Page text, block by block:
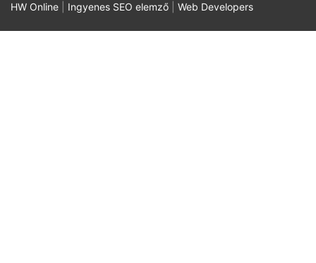
HW Online Ingyenes SEO elemző Web Developers